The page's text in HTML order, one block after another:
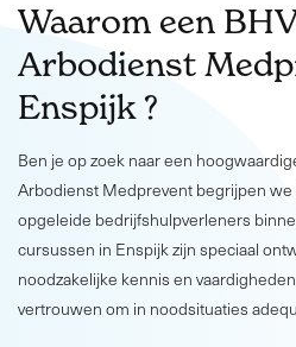
Waarom een
Arbodienst
Enspijk ?
Ben je op zoek naar een
Arbodienst Medprevent begrijpen we
opgeleide bedrijfshulpverleners
cursussen in Enspijk zijn speciaal
noodzakelijke kennis en
vertrouwen om in noodsituaties